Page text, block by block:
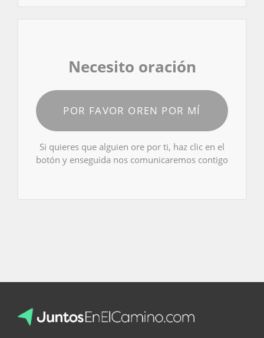
Necesito oración
POR FAVOR OREN POR MÍ
Si quieres que alguien ore por ti, haz clic en el
botón y enseguida nos comunicaremos contigo